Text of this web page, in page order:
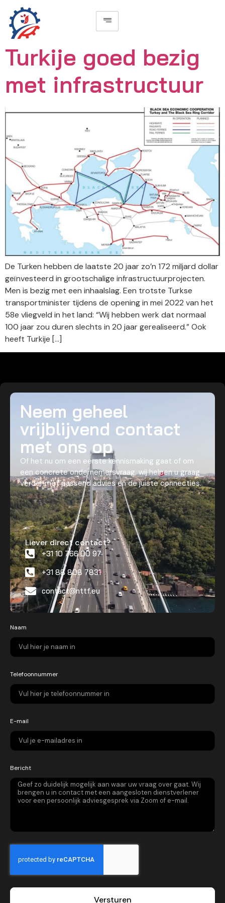
Turkije goed bezig
met infrastructuur
De Turken hebben de laatste 20 jaar zo’n 172 miljard dollar
geïnvesteerd in grootschalige infrastructuurprojecten.
Men is bezig met een inhaalslag. Een trotste Turkse
transportminister tijdens de opening in mei 2022 van het
58e vliegveld in het land: “Wij hebben werk dat normaal
100 jaar zou duren slechts in 20 jaar gerealiseerd.” Ook
heeft Turkije […]
Neem geheel
vrijblijvend contact
met ons op
Of het nu om een eerste kennismaking gaat of om
een concrete ondernemersvraag, wij helpen u graag
verder met passend advies en de juiste connecties.
Liever direct contact?
+31 10 766 00 97
+31 88 808 7831
contact@nttf.eu
Naam
Telefoonnummer
E-mail
Bericht
Versturen